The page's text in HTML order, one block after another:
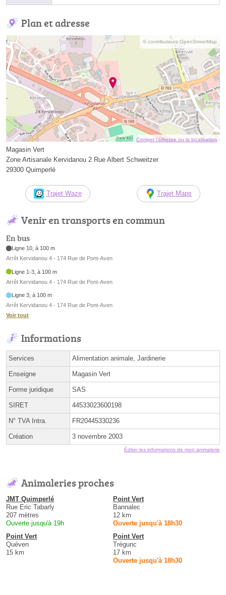
Plan et adresse
© contributeurs OpenStreetMap
Corriger l’adresse ou la localisation
Magasin Vert
Zone Artisanale Kervidanou 2 Rue Albert Schweitzer
29300 Quimperlé
Trajet Waze Trajet Maps
Venir en transports en commun
En bus
Ligne 10, à 100 m
Arrêt Kervidanou 4 - 174 Rue de Pont-Aven
Ligne 1-3, à 100 m
Arrêt Kervidanou 4 - 174 Rue de Pont-Aven
Ligne 3, à 100 m
Arrêt Kervidanou 4 - 174 Rue de Pont-Aven
Voir tout
Informations
Services Alimentation animale, Jardinerie
Enseigne Magasin Vert
Forme juridique SAS
SIRET 44533023600198
N° TVA Intra. FR20445330236
Création 3 novembre 2003
Éditer les informations de mon animalerie
Animaleries proches
JMT Quimperlé
Rue Eric Tabarly
207 mètres
Ouverte jusqu'à 19h
Point Vert
Bannalec
12 km
Ouverte jusqu'à 18h30
Point Vert
Quéven
15 km
Point Vert
Trégunc
17 km
Ouverte jusqu'à 18h30